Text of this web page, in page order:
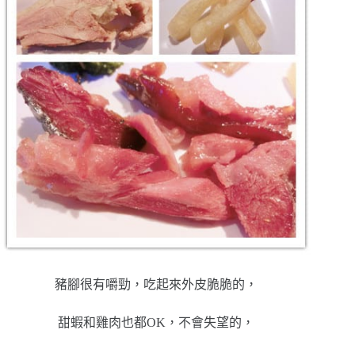
豬腳很有嚼勁，吃起來外皮脆脆的，
甜蝦和雞肉也都OK，不會失望的，